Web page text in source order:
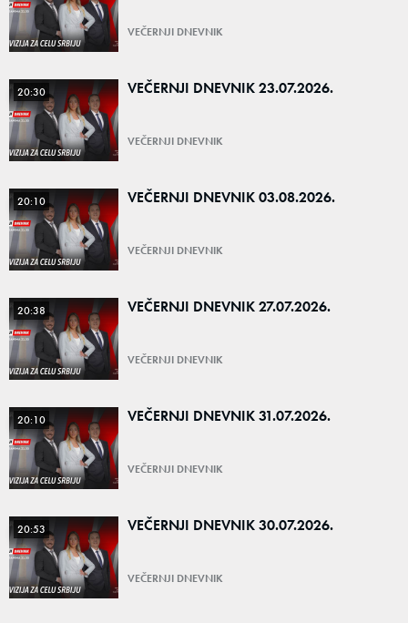
VEČERNJI DNEVNIK
20:30 VEČERNJI DNEVNIK 23.07.2026.
VEČERNJI DNEVNIK
20:10 VEČERNJI DNEVNIK 03.08.2026.
VEČERNJI DNEVNIK
20:38 VEČERNJI DNEVNIK 27.07.2026.
VEČERNJI DNEVNIK
20:10 VEČERNJI DNEVNIK 31.07.2026.
VEČERNJI DNEVNIK
20:53 VEČERNJI DNEVNIK 30.07.2026.
VEČERNJI DNEVNIK